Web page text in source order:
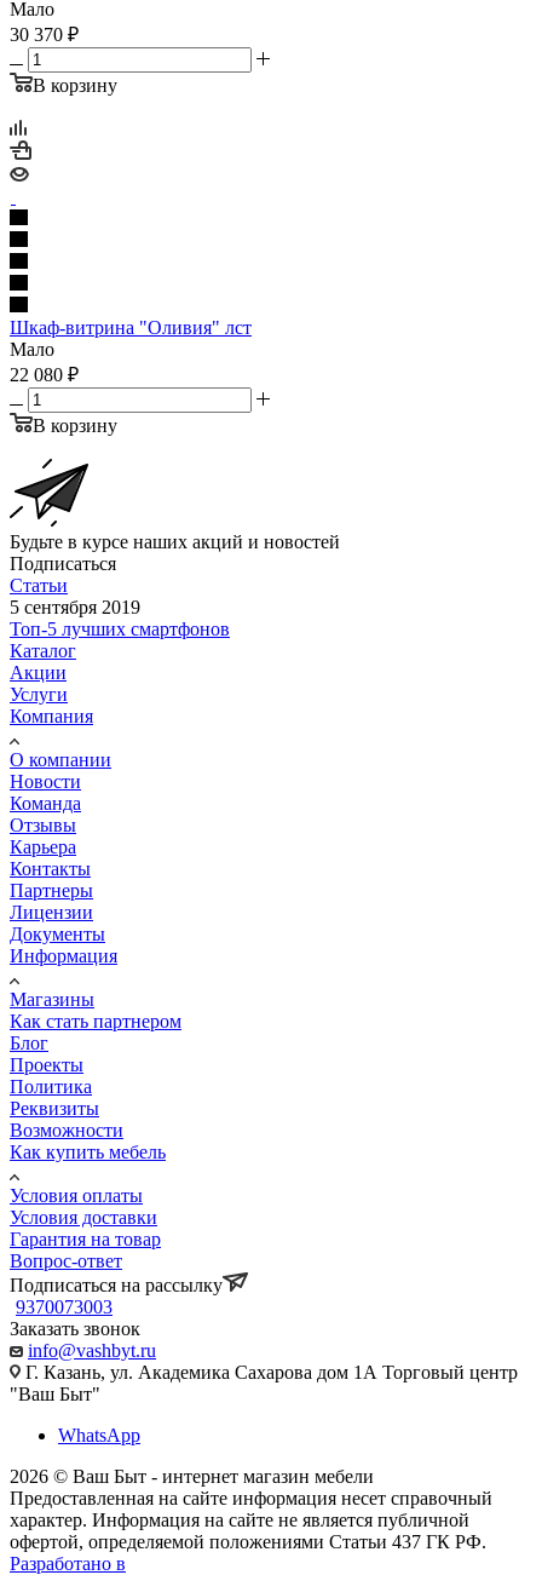
Мало
30 370 ₽
В корзину
Шкаф-витрина "Оливия" лст
Мало
22 080 ₽
В корзину
Будьте в курсе наших акций и новостей
Подписаться
Статьи
5 сентября 2019
Топ-5 лучших смартфонов
Каталог
Акции
Услуги
Компания
О компании
Новости
Команда
Отзывы
Карьера
Контакты
Партнеры
Лицензии
Документы
Информация
Магазины
Как стать партнером
Блог
Проекты
Политика
Реквизиты
Возможности
Как купить мебель
Условия оплаты
Условия доставки
Гарантия на товар
Вопрос-ответ
Подписаться на рассылку
9370073003
Заказать звонок
info@vashbyt.ru
Г. Казань, ул. Академика Сахарова дом 1А Торговый центр
"Ваш Быт"
WhatsApp
2026 © Ваш Быт - интернет магазин мебели
Предоставленная на сайте информация несет справочный
характер. Информация на сайте не является публичной
офертой, определяемой положениями Статьи 437 ГК РФ.
Разработано в